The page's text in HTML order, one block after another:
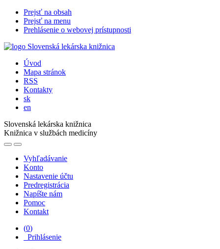
Prejsť na obsah
Prejsť na menu
Prehlásenie o webovej prístupnosti
Úvod
Mapa stránok
RSS
Kontakty
sk
en
Slovenská lekárska knižnica
Knižnica v službách medicíny
Vyhľadávanie
Konto
Nastavenie účtu
Predregistrácia
Napíšte nám
Pomoc
Kontakt
(0)
Prihlásenie